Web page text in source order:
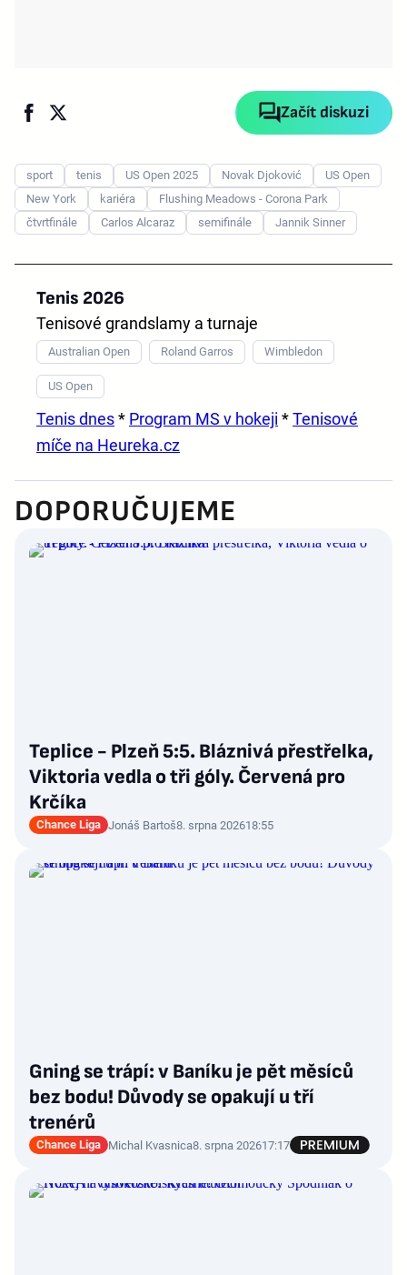
Začít diskuzi
sport tenis US Open 2025 Novak Djoković
US Open
New York
kariéra
Flushing Meadows - Corona Park
čtvrtfinále
Carlos Alcaraz semifinále Jannik Sinner
Tenis 2026
Tenisové grandslamy a turnaje
Australian Open Roland Garros Wimbledon
US Open
Tenis dnes* Program MS v hokeji *Tenisové
míče na Heureka.cz
DOPORUČUJEME
Teplice - Plzeň 5:5. Bláznivá přestřelka,
Viktoria vedla o tři góly. Červená pro
Krčíka
Chance Liga Jonáš Bartoš8. srpna 202618:55
Gning se trápí: v Baníku je pět měsíců
bez bodu! Důvody se opakují u tří
trenérů
Chance Liga Michal Kvasnica8. srpna 202617:17